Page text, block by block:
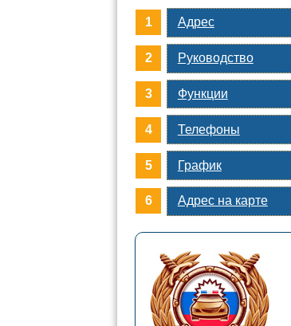
Адрес
Руководство
Функции
Телефоны
График
Адрес на карте